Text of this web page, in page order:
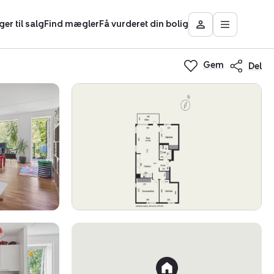
til salgFind mæglerFå vurderet din bolig
Besøg
Mit
Nybolig
Åbn
Gem Del